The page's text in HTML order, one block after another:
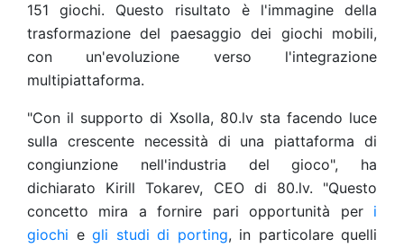
151 giochi. Questo risultato è l'immagine della
trasformazione del paesaggio dei giochi mobili,
con un'evoluzione verso l'integrazione
multipiattaforma.
"Con il supporto di Xsolla, 80.lv sta facendo luce
sulla crescente necessità di una piattaforma di
congiunzione nell'industria del gioco", ha
dichiarato Kirill Tokarev, CEO di 80.lv. "Questo
concetto mira a fornire pari opportunità per i
giochi e gli studi di porting, in particolare quelli